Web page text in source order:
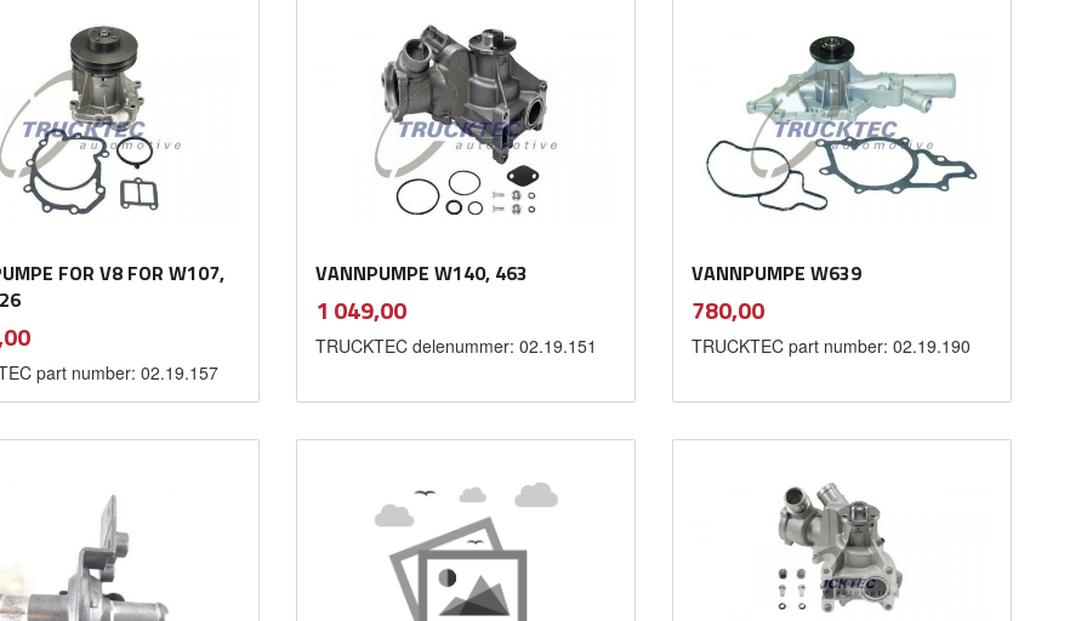
FOR V8 FOR W107,
mva.
part number: 02.19.157
VANNPUMPE W140, 463
Pris
1 049,00mva.
TRUCKTEC delenummer: 02.19.151
VANNPUMPE W639
Pris
780,00mva.
TRUCKTEC part number: 02.19.190